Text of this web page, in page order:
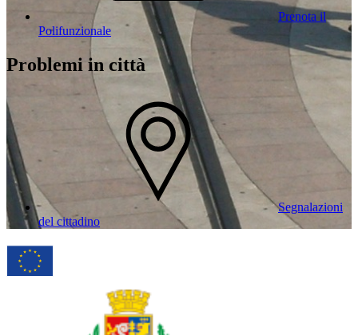
Prenota il
Polifunzionale
Problemi in città
Segnalazioni
del cittadino